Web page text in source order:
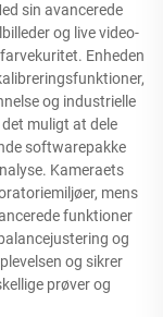
sin avancerede
og live video-
Enheden
og industrielle
muligt at dele
softwarepakke
Kameraets
mens
funktioner
og
og sikrer
prøver og